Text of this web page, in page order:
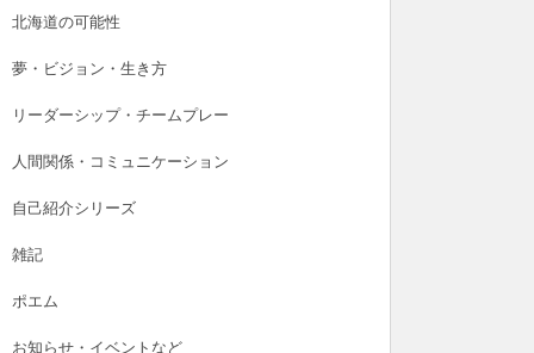
北海道の可能性
夢・ビジョン・生き方
リーダーシップ・チームプレー
人間関係・コミュニケーション
自己紹介シリーズ
雑記
ポエム
お知らせ・イベントなど